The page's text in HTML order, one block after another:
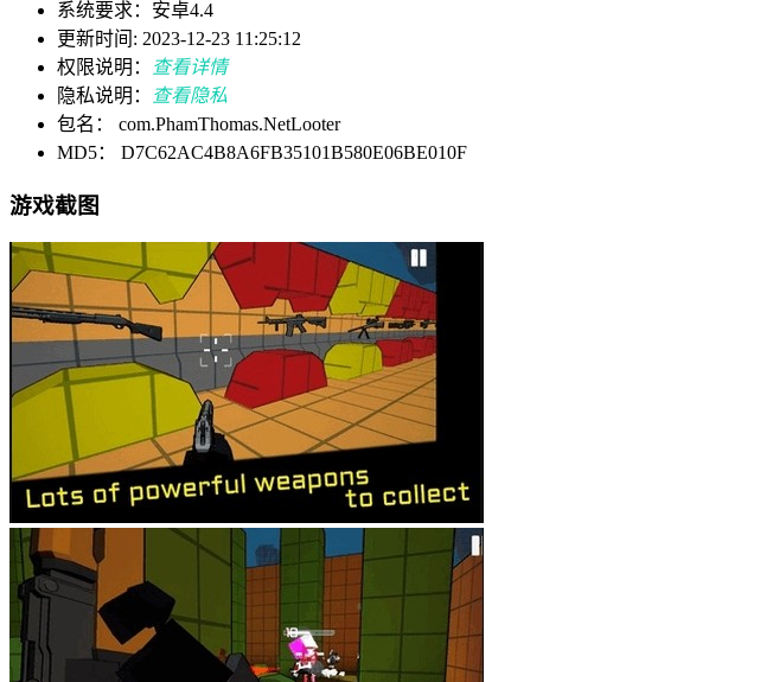
系统要求：安卓4.4
更新时间: 2023-12-23 11:25:12
权限说明：
查看详情
隐私说明：
查看隐私
包名： com.PhamThomas.NetLooter
MD5： D7C62AC4B8A6FB35101B580E06BE010F
游戏截图